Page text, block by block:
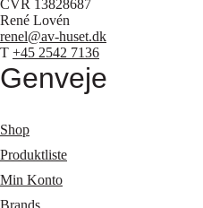
CVR 13828687
René Lovén
renel@av-huset.dk
T +45 2542 7136
Genveje
Shop
Produktliste
Min Konto
Brands